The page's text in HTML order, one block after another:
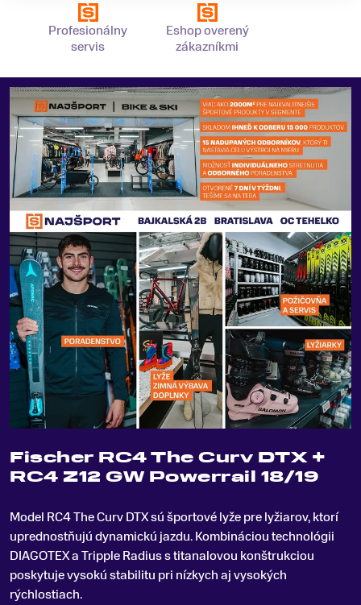
Profesionálny
servis
Eshop overený
zákazníkmi
Fischer RC4 The Curv DTX +
RC4 Z12 GW Powerrail 18/19
Model RC4 The Curv DTX sú športové lyže pre lyžiarov, ktorí
uprednostňujú dynamickú jazdu.Kombináciou technológii
DIAGOTEX a Tripple Radius s titanalovou konštrukciou
poskytuje vysokú stabilitu pri nízkych aj vysokých
rýchlostiach.